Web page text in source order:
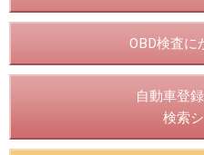
OBD検査に
自動車登
検索